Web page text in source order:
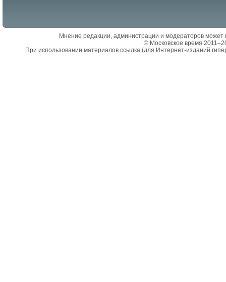
Мнение редакции, администрации и модераторов может
© Московское время
При использовании материалов ссылка (для Интернет-изданий